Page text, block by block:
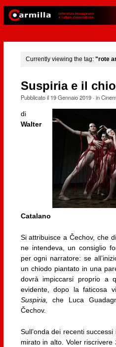
Currently viewing the tag: "rote
Suspiria e il
Pubblicato il 19 Gennaio 2019· in
di
Walter
Catalano
Si attribuisce a Čechov, che
ne intendeva, un consiglio
per ogni narratore: se
un chiodo piantato in una
dovrà impiccarsi proprio a
evidente, dopo la faticosa
Suspiria,
che Luca
Čechov.
Sull’onda dei recenti
mirato in alto. Voler riscrivere